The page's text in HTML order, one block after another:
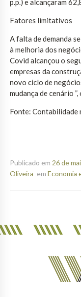
p.p.) e alcançaram
Fatores limitativos
A falta de demanda
à melhoria dos
Covid alcançou o
empresas da
novo ciclo de
mudança de cenário
Fonte: Contabilidade
Publicado em 26 de
Oliveira em Economia